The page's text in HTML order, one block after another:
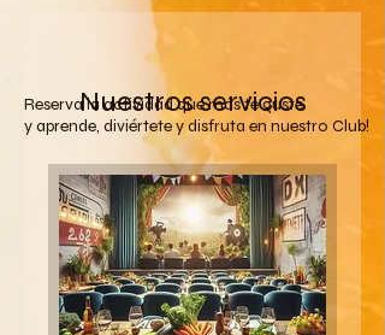
Nuestros servicios
Reserva la actividad que más te guste
y aprende, diviértete y disfruta en nuestro Club!